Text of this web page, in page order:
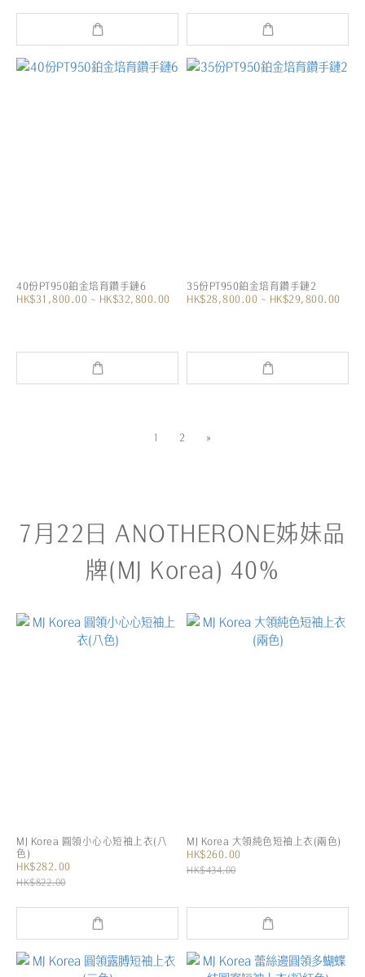
40份PT950鉑金培育鑽手鏈6
HK$31,800.00 ~ HK$32,800.00
35份PT950鉑金培育鑽手鏈2
HK$28,800.00 ~ HK$29,800.00
1 2 »
7月22日 ANOTHERONE姊妹品
牌(MJ Korea) 40%
MJ Korea 圓領小心心短袖上衣(八
色)
HK$282.00
HK$822.00
MJ Korea 大領純色短袖上衣(兩色)
HK$260.00
HK$434.00